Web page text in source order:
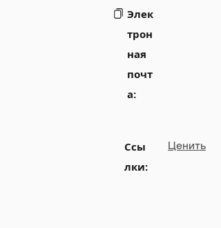
Элек
трон
ная
почт
а:
Ссы
лки:
Ценить